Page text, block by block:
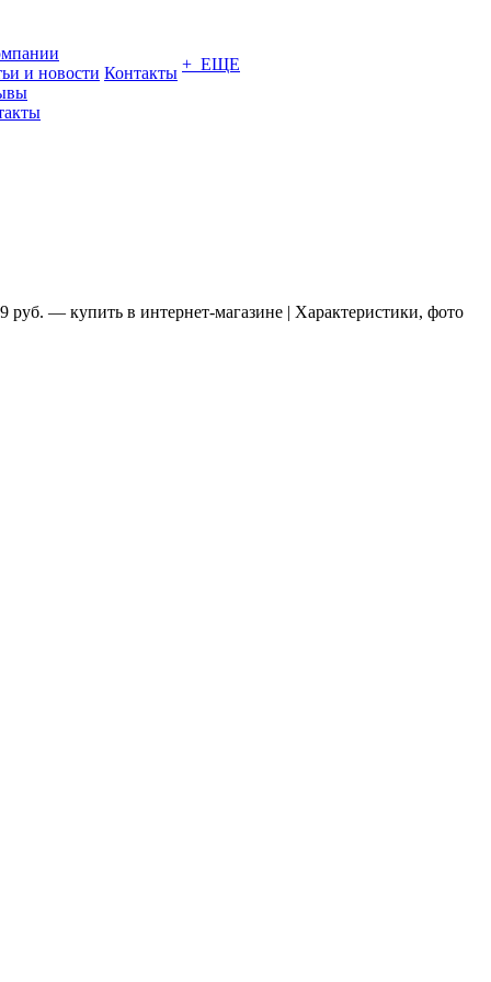
и новости Контакты + ЕЩЕ
— купить в интернет-магазине | Характеристики, фото